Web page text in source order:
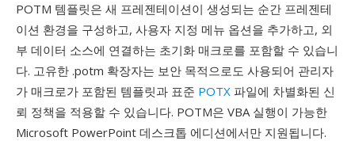
POTM 템플릿은 새 프레젠테이션이 생성되는 순간 프레젠테
이션 환경을 구성하고, 사용자 지정 메뉴 옵션을 추가하고, 외
부 데이터 소스에 연결하는 초기화 매크로를 포함할 수 있습니
다. 고유한 .potm 확장자는 보안 목적으로도 사용되어 관리자
가 매크로가 포함된 템플릿과 표준 POTX 파일에 차별화된 신
뢰 정책을 적용할 수 있습니다. POTM은 VBA 실행이 가능한
Microsoft PowerPoint 데스크톱 에디션에서만 지원됩니다.